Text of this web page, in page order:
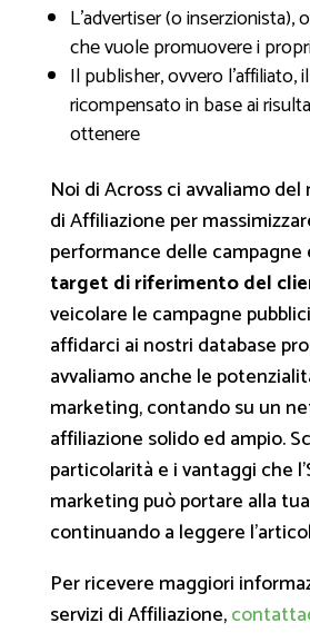
L’advertiser (o inserzionista),
che vuole promuovere i
Il publisher, ovvero l’affiliato,
ricompensato in base ai
ottenere
Noi di Across ci avvaliamo
di Affiliazione per
performance delle campagne
target di riferimento del
veicolare le campagne
affidarci ai nostri database
avvaliamo anche le
marketing, contando su un
affiliazione solido ed ampio.
particolarità e i vantaggi che
marketing può portare alla
continuando a leggere
Per ricevere maggiori
servizi di Affiliazione,